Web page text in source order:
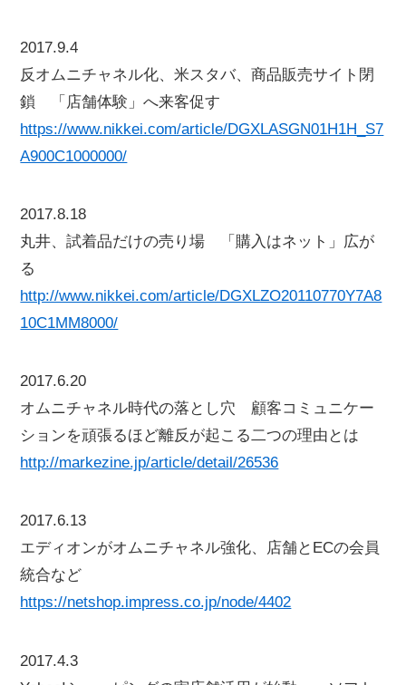
2017.9.4
反オムニチャネル化、米スタバ、商品販売サイト閉
鎖 「店舗体験」へ来客促す
https://www.nikkei.com/article/DGXLASGN01H1H_S7
A900C1000000/
2017.8.18
丸井、試着品だけの売り場 「購入はネット」広が
る
http://www.nikkei.com/article/DGXLZO20110770Y7A8
10C1MM8000/
2017.6.20
オムニチャネル時代の落とし穴 顧客コミュニケー
ションを頑張るほど離反が起こる二つの理由とは
http://markezine.jp/article/detail/26536
2017.6.13
エディオンがオムニチャネル強化、店舗とECの会員
統合など
https://netshop.impress.co.jp/node/4402
2017.4.3